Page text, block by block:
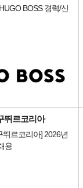
BOSS 경력/신
뛰르코리아
르코리아] 2026년
용